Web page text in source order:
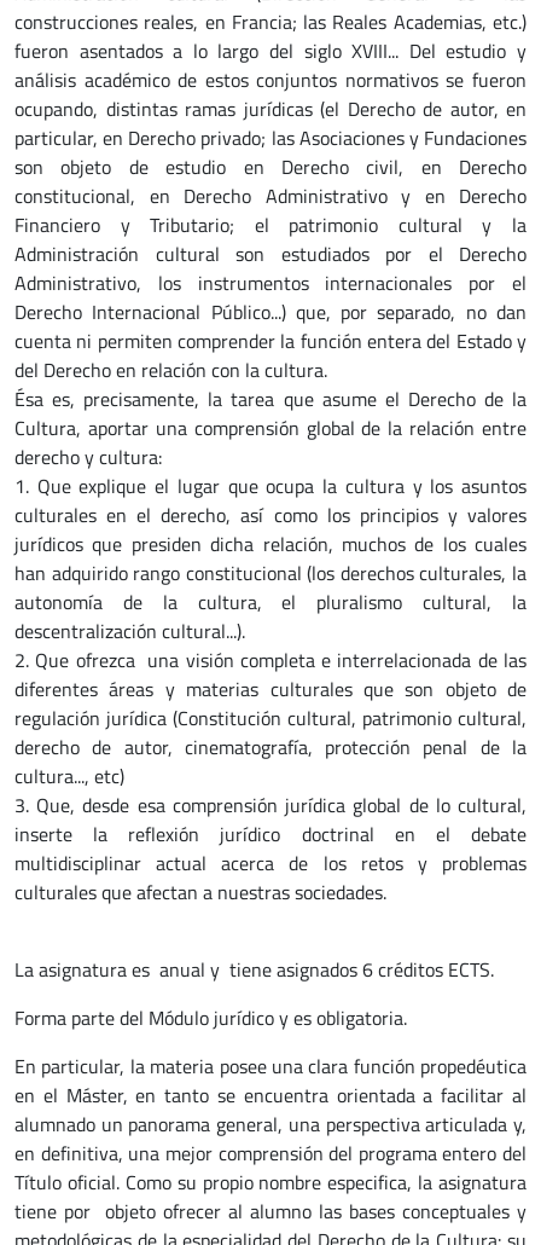
construcciones reales, en Francia; las Reales Academias, etc.)
fueron asentados a lo largo del siglo XVIII... Del estudio y
análisis académico de estos conjuntos normativos se fueron
ocupando, distintas ramas jurídicas (el Derecho de autor, en
particular, en Derecho privado; las Asociaciones y Fundaciones
son objeto de estudio en Derecho civil, en Derecho
constitucional, en Derecho Administrativo y en Derecho
Financiero y Tributario; el patrimonio cultural y la
Administración cultural son estudiados por el Derecho
Administrativo, los instrumentos internacionales por el
Derecho Internacional Público...) que, por separado, no dan
cuenta ni permiten comprender la función entera del Estado y
del Derecho en relación con la cultura.
Ésa es, precisamente, la tarea que asume el Derecho de la
Cultura, aportar una comprensión global de la relación entre
derecho y cultura:
1. Que explique el lugar que ocupa la cultura y los asuntos
culturales en el derecho, así como los principios y valores
jurídicos que presiden dicha relación, muchos de los cuales
han adquirido rango constitucional (los derechos culturales, la
autonomía de la cultura, el pluralismo cultural, la
descentralización cultural...).
2. Que ofrezca una visión completa e interrelacionada de las
diferentes áreas y materias culturales que son objeto de
regulación jurídica (Constitución cultural, patrimonio cultural,
derecho de autor, cinematografía, protección penal de la
cultura..., etc)
3. Que, desde esa comprensión jurídica global de lo cultural,
inserte la reflexión jurídico doctrinal en el debate
multidisciplinar actual acerca de los retos y problemas
culturales que afectan a nuestras sociedades.
La asignatura es anual y tiene asignados 6 créditos ECTS.
Forma parte del Módulo jurídico y es obligatoria.
En particular, la materia posee una clara función propedéutica
en el Máster, en tanto se encuentra orientada a facilitar al
alumnado un panorama general, una perspectiva articulada y,
en definitiva, una mejor comprensión del programa entero del
Título oficial. Como su propio nombre especifica, la asignatura
tiene por objeto ofrecer al alumno las bases conceptuales y